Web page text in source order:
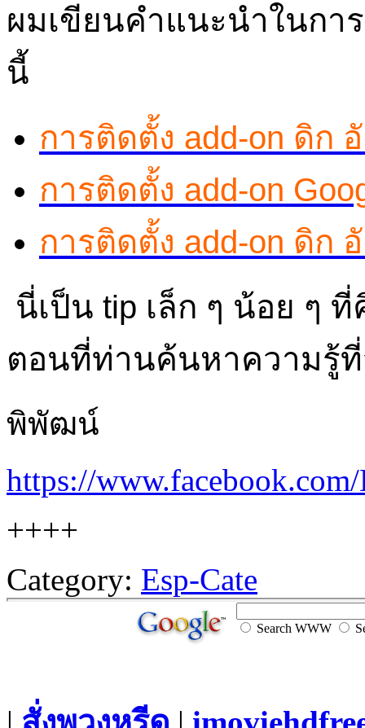
ผมเขียนคำแนะนำในกา
นี้
การติดตั้ง add-on ดิก
การติดตั้ง add-on
การติดตั้ง add-on ดิก
นี่เป็น tip เล็ก ๆ น้อย ๆ
ตอนที่ท่านค้นหาความรู้
พิพัฒน์
https://
++++
Category: Esp-Cate
Search WWW